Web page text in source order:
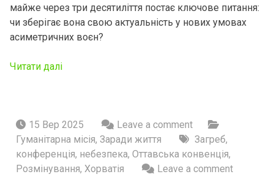
майже через три десятиліття постає ключове питання:
чи зберігає вона свою актуальність у нових умовах
асиметричних воєн?
Читати далі
15 Вер 2025
Leave a comment
Гуманітарна місія, Заради життя Загреб,
конференція, небезпека, Оттавська конвенція,
Розмінування, Хорватія Leave a comment